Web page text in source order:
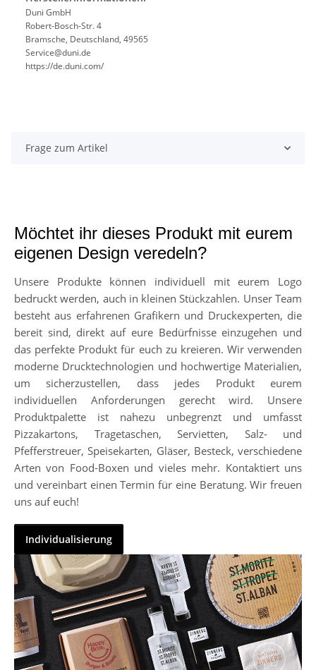
Duni GmbH
Robert-Bosch-Str. 4
Bramsche, Deutschland, 49565
Service@duni.de
https://de.duni.com/
Frage zum Artikel
Möchtet ihr dieses Produkt mit eurem
eigenen Design veredeln?
Unsere Produkte können individuell mit eurem Logo
bedruckt werden, auch in kleinen Stückzahlen. Unser Team
besteht aus erfahrenen Grafikern und Druckexperten, die
bereit sind, direkt auf eure Bedürfnisse einzugehen und
das perfekte Produkt für euch zu kreieren. Wir verwenden
moderne Drucktechnologien und hochwertige Materialien,
um sicherzustellen, dass jedes Produkt eurem
individuellen Anforderungen gerecht wird. Unsere
Produktpalette ist nahezu unbegrenzt und umfasst
Pizzakartons, Tragetaschen, Servietten, Salz- und
Pfefferstreuer, Speisekarten, Gläser, Besteck, verschiedene
Arten von Food-Boxen und vieles mehr. Kontaktiert uns
und vereinbart einen Termin für eine Beratung. Wir freuen
uns auf euch!
Individualisierung